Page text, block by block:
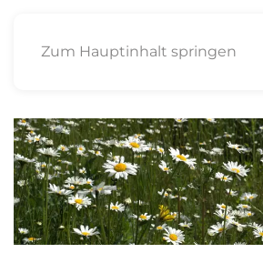
Zum Hauptinhalt springen